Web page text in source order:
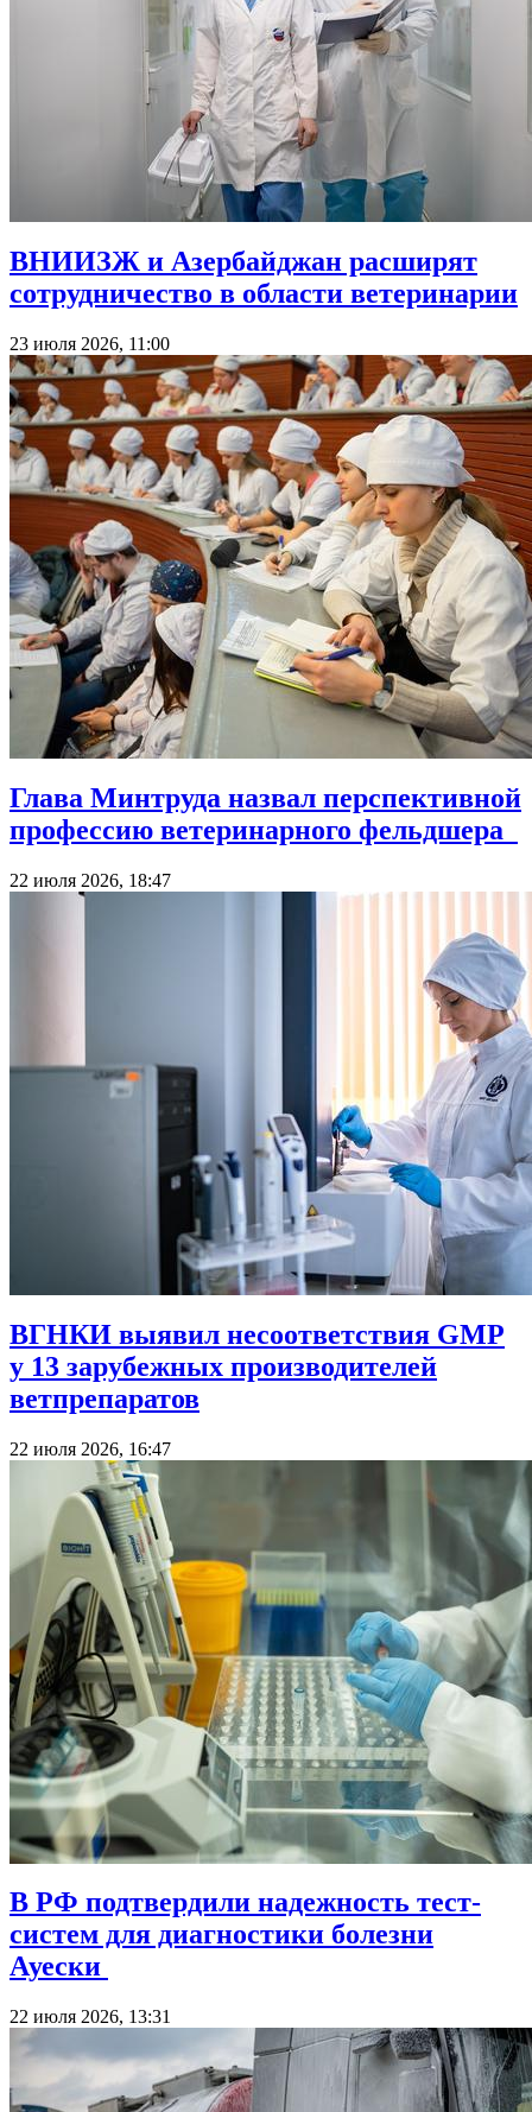
ВНИИЗЖ и Азербайджан расширят
сотрудничество в области ветеринарии
23 июля 2026, 11:00
Глава Минтруда назвал перспективной
профессию ветеринарного фельдшера
22 июля 2026, 18:47
ВГНКИ выявил несоответствия GMP
у 13 зарубежных производителей
ветпрепаратов
22 июля 2026, 16:47
В РФ подтвердили надежность тест-
систем для диагностики болезни
Ауески
22 июля 2026, 13:31